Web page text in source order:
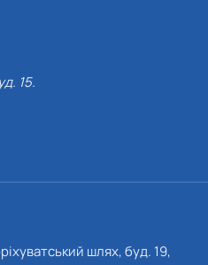
15.
шлях, буд. 19,